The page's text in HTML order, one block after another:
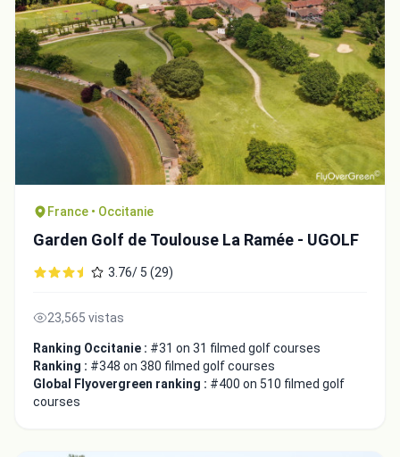
France • Occitanie
Garden Golf de Toulouse La Ramée - UGOLF
3.76/ 5 (29)
23,565 vistas
Ranking Occitanie : #31 on 31 filmed golf courses
Ranking : #348 on 380 filmed golf courses
Global Flyovergreen ranking : #400 on 510 filmed golf
courses